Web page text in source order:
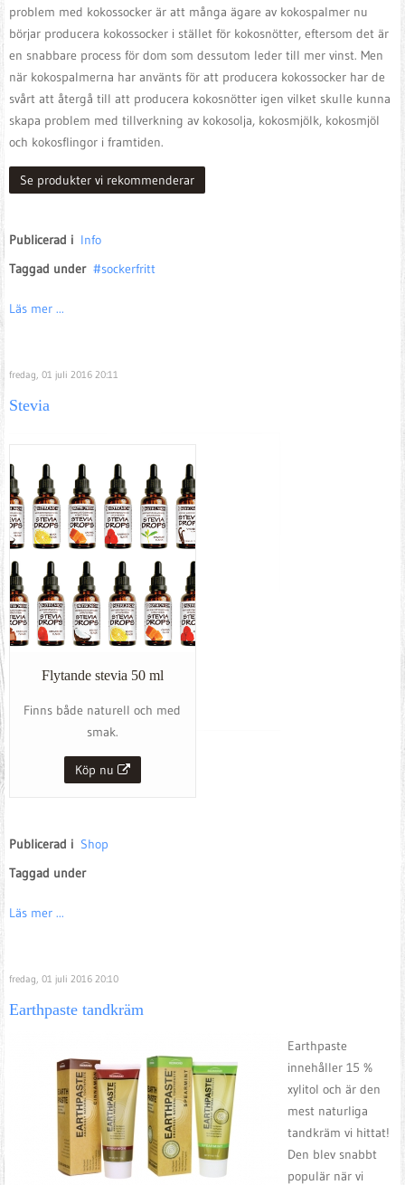
problem med kokossocker är att många ägare av kokospalmer nu
börjar producera kokossocker i stället för kokosnötter, eftersom det är
en snabbare process för dom som dessutom leder till mer vinst. Men
när kokospalmerna har använts för att producera kokossocker har de
svårt att återgå till att producera kokosnötter igen vilket skulle kunna
skapa problem med tillverkning av kokosolja, kokosmjölk, kokosmjöl
och kokosflingor i framtiden.
Se produkter vi rekommenderar
Publicerad i Info
Taggad under
sockerfritt
Läs mer ...
fredag, 01 juli 2016 20:11
Stevia
Flytande stevia 50 ml
Finns både naturell och med
smak.
Köp nu
Publicerad i Shop
Taggad under
Läs mer ...
fredag, 01 juli 2016 20:10
Earthpaste tandkräm
Earthpaste
innehåller 15 %
xylitol och är den
mest naturliga
tandkräm vi hittat!
Den blev snabbt
populär när vi